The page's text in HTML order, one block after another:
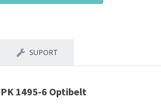
SUPORT
1495-6 Optibelt